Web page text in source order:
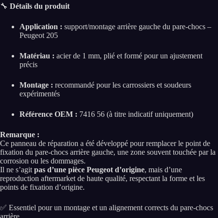
🔧 Détails du produit
Application : support/montage arrière gauche du pare-chocs –
Peugeot 205
Matériau : acier de 1 mm, plié et formé pour un ajustement
précis
Montage : recommandé pour les carrossiers et soudeurs
expérimentés
Référence OEM : 7416 56 (à titre indicatif uniquement)
Remarque :
Ce panneau de réparation a été développé pour remplacer le point de
fixation du pare-chocs arrière gauche, une zone souvent touchée par la
corrosion ou les dommages.
Il ne s’agit pas d’une pièce Peugeot d’origine, mais d’une
reproduction aftermarket de haute qualité, respectant la forme et les
points de fixation d’origine.
✅ Essentiel pour un montage et un alignement corrects du pare-chocs